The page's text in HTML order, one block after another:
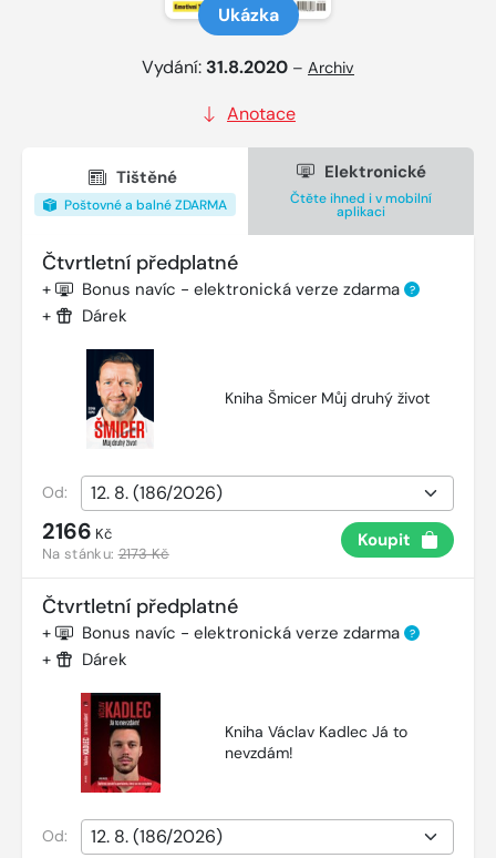
Ukázka
Vydání: 31.8.2020 – Archiv
Anotace
Tištěné
Poštovné a balné ZDARMA
Elektronické
Čtěte ihned i v mobilní
aplikaci
Čtvrtletní předplatné
+ Bonus navíc - elektronická verze zdarma ?
+ Dárek
Kniha Šmicer Můj druhý život
Od:
2166 Kč
Na stánku:2173 Kč
Koupit
Čtvrtletní předplatné
+ Bonus navíc - elektronická verze zdarma ?
+ Dárek
Kniha Václav Kadlec Já to
nevzdám!
Od: